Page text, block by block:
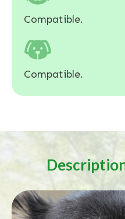
Compatible.
Compatible.